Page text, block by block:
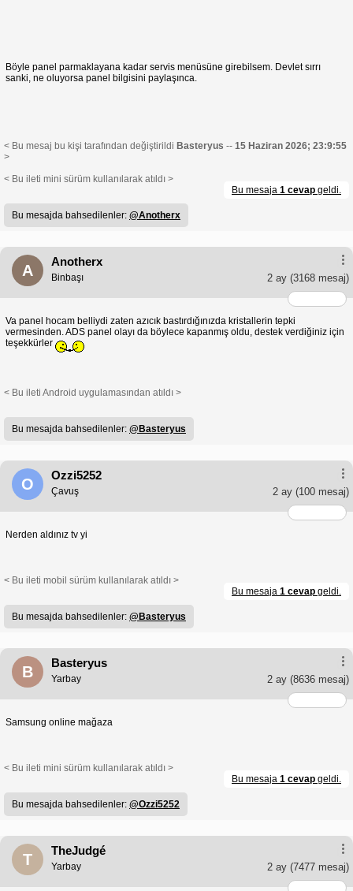
Böyle panel parmaklayana kadar servis menüsüne girebilsem. Devlet sırrı
sanki, ne oluyorsa panel bilgisini paylaşınca.
< Bu mesaj bu kişi tarafından değiştirildi Basteryus -- 15 Haziran 2026; 23:9:55
>
< Bu ileti mini sürüm kullanılarak atıldı >
Bu mesaja 1 cevap geldi.
Bu mesajda bahsedilenler: @Anotherx
A
Anotherx
2 ay (3168 mesaj)
Binbaşı
Va panel hocam belliydi zaten azıcık bastırdığınızda kristallerin tepki
vermesinden. ADS panel olayı da böylece kapanmış oldu, destek verdiğiniz için
teşekkürler
< Bu ileti Android uygulamasından atıldı >
Bu mesajda bahsedilenler: @Basteryus
O
Ozzi5252
2 ay (100 mesaj)
Çavuş
Nerden aldınız tv yi
< Bu ileti mobil sürüm kullanılarak atıldı >
Bu mesaja 1 cevap geldi.
Bu mesajda bahsedilenler: @Basteryus
B
Basteryus
2 ay (8636 mesaj)
Yarbay
Samsung online mağaza
< Bu ileti mini sürüm kullanılarak atıldı >
Bu mesaja 1 cevap geldi.
Bu mesajda bahsedilenler: @Ozzi5252
T
TheJudgé
2 ay (7477 mesaj)
Yarbay